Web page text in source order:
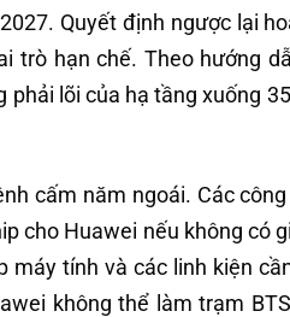
Quyết định ngược lại
trò hạn chế. Theo hướng
lõi của hạ tầng xuống
cấm năm ngoái. Các
cho Huawei nếu không có
máy tính và các linh kiện
không thể làm trạm